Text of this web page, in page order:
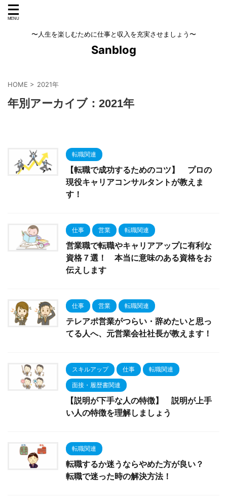
〜人生を楽しむために仕事と収入を充実させましょう〜
Sanblog
HOME > 2021年
年別アーカイブ：2021年
転職関連
【転職で成功するためのコツ】 プロの
現役キャリアコンサルタントが教えま
す！
仕事 営業 転職関連
営業職で転職やキャリアアップに有利な
資格７選！ 本当に意味のある資格をお
伝えします
仕事 営業 転職関連
テレアポ営業がつらい・辞めたいと思っ
てる人へ、元営業会社社長が教えます！
スキルアップ 仕事 転職関連
面接・履歴書関連
【説明が下手な人の特徴】 説明が上手
い人の特徴を理解しましょう
転職関連
転職するか迷うならやめた方が良い？
転職で迷った時の解決方法！